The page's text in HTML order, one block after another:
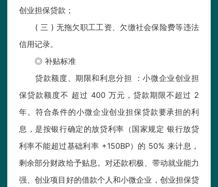
创业担保贷款；
( 三 ) 无拖欠职工工资、欠缴社会保险费等违法
信用记录。
◎ 补贴标准
贷款额度、期限和利息分担 ：小微企业创业担
保贷款额度不 超过 400 万元，贷款期限不超过 2
年。符合条件的小微企业创业担保贷款要承担的利
息，是按银行确定的放贷利率（国家规定 银行放贷
利率不能超过基础利率 +150BP）的 50% 来计息，
剩余部分财政给予贴息。对还款积极、带动就业能力
强、创业项目好的借款个人和小微企业，创业担保贷